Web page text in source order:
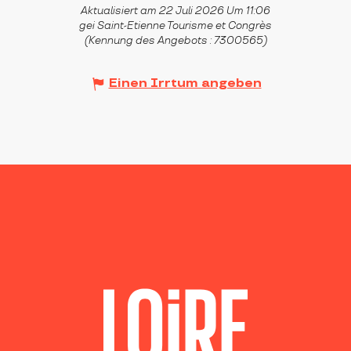
Aktualisiert am 22 Juli 2026 Um 11:06
gei Saint-Etienne Tourisme et Congrès
(Kennung des Angebots :7300565)
Einen Irrtum angeben